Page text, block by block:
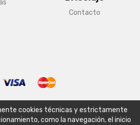
Contacto
generales de venta Política de envío
cookies técnicas y estrictamente
como la navegación, el inicio